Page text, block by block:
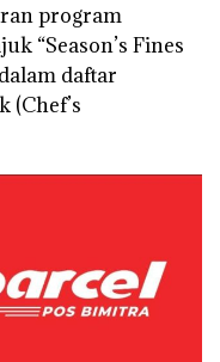
program
“Season’s Fines
daftar
(Chef’s